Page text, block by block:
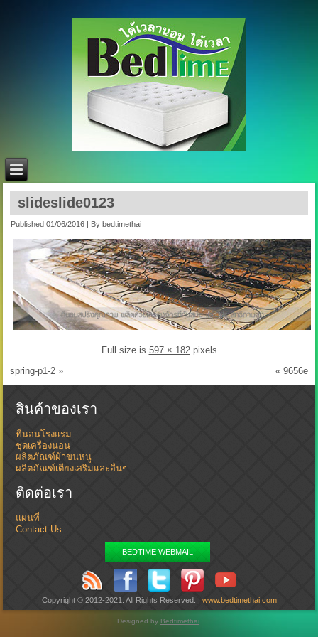
slideslide0123
Published 01/06/2016 | By bedtimethai
Full size is 597 × 182pixels
spring-p1-2 » « 9656e
สินค้าของเรา
ที่นอนโรงแรม
ชุดเครื่องนอน
ผลิตภัณฑ์ผ้าขนหนู
ผลิตภัณฑ์เตียงเสริมและอื่นๆ
ติดต่อเรา
แผนที่
Contact Us
BEDTIME WEBMAIL
Copyright © 2012-2021. All Rights Reserved. | www.bedtimethai.com
Designed by Bedtimethai.